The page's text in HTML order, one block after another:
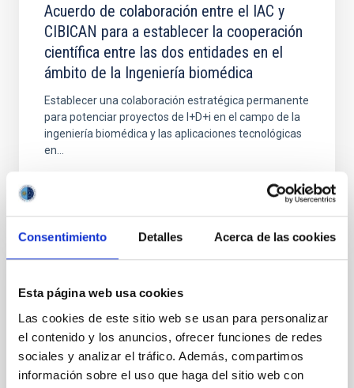
Consentimiento Detalles Acerca de las cookies
Esta página web usa cookies
Las cookies de este sitio web se usan para personalizar
el contenido y los anuncios, ofrecer funciones de redes
sociales y analizar el tráfico. Además, compartimos
información sobre el uso que haga del sitio web con
Acuerdo de colaboración entre el IAC y
CIBICAN para a establecer la cooperación
científica entre las dos entidades en el
ámbito de la Ingeniería biomédica
Establecer una colaboración estratégica permanente
para potenciar proyectos de I+D+i en el campo de la
ingeniería biomédica y las aplicaciones tecnológicas
en...
AGREEMENT
Acuerdo de colaboración entre el IAC y el
IFAE para la realización de las obras de
cimentación del prototipo del LST enel
ORM